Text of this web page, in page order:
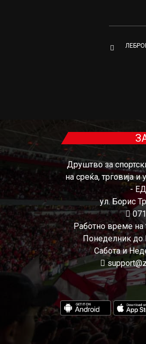
Друштво за
на среќа, трговија
-
ул. Борис
Работно време на
Понеделник до
Сабота и